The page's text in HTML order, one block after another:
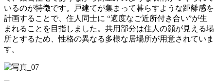
いるのが特徴です。戸建てが集まって暮らすような距離感を
計画することで、住人同士に “適度なご近所付き合い”が生
まれることを目指しました。共用部分は住人の顔が見える場
所とするため、性格の異なる多様な居場所が用意されていま
す。